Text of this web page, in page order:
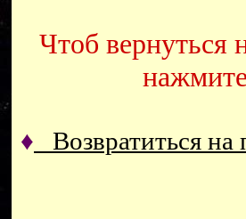
Чтоб вернуться
♦ Возвратиться